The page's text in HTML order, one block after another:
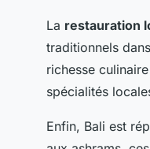
La restauration
traditionnels
richesse
spécialités
Enfin, Bali est